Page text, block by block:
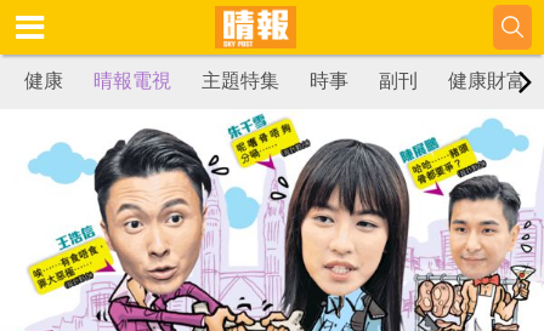
健康 晴報電視 主題特集 時事 副刊 健康財富